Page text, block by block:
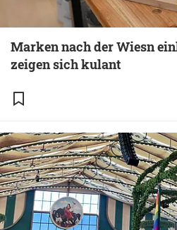
Marken nach der Wiesn
zeigen sich kulant